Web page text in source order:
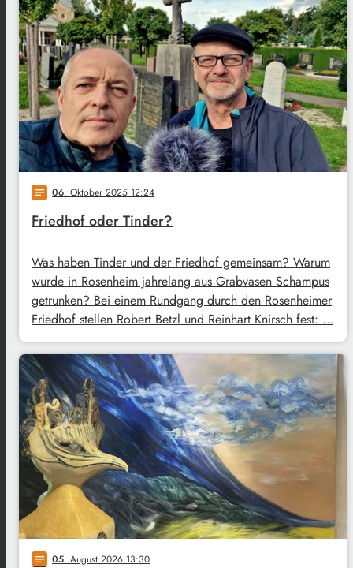
notes 06. Oktober 2025 12:24
Friedhof oder Tinder?
Was haben Tinder und der Friedhof gemeinsam? Warum
wurde in Rosenheim jahrelang aus Grabvasen Schampus
getrunken? Bei einem Rundgang durch den Rosenheimer
Friedhof stellen Robert Betzl und Reinhart Knirsch fest: …
notes 05. August 2026 13:30